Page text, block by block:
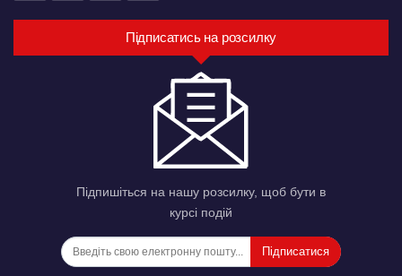
Підписатись на розсилку
Підпишіться на нашу розсилку, щоб бути в
курсі подій
Підписатися